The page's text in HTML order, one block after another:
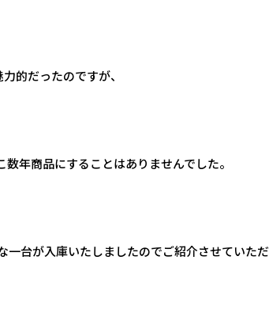
的だったのですが、
年商品にすることはありませんでした。
一台が入庫いたしましたのでご紹介させていただ